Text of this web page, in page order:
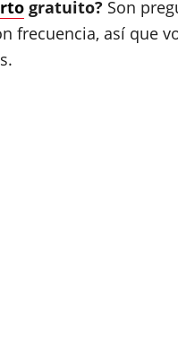
gratuito? Son
frecuencia, así que